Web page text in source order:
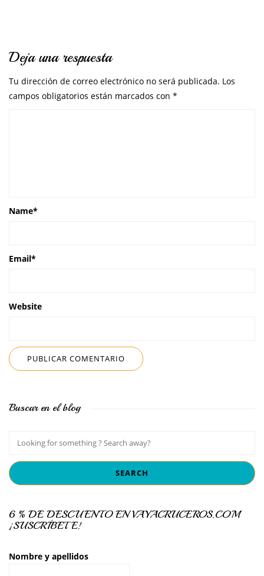
Deja una respuesta
Tu dirección de correo electrónico no será publicada. Los
campos obligatorios están marcados con *
Name*
Email*
Website
Buscar en el blog
6 % DE DESCUENTO EN VAYACRUCEROS.COM
¡SUSCRÍBETE!
Nombre y apellidos